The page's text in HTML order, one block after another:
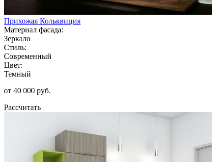
Прихожая Кольквиция
Материал фасада:
Зеркало
Стиль:
Современный
Цвет:
Темный
от 40 000 руб.
Рассчитать